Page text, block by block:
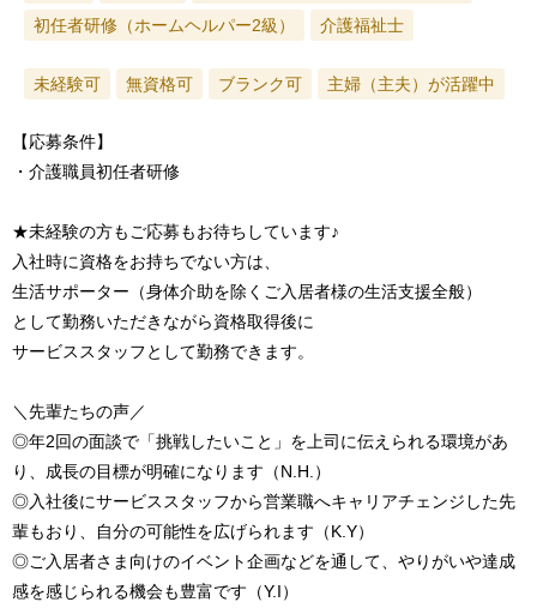
初任者研修（ホームヘルパー2級）
介護福祉士
未経験可 無資格可 ブランク可 主婦（主夫）が活躍中
【応募条件】
・介護職員初任者研修
★未経験の方もご応募もお待ちしています♪
入社時に資格をお持ちでない方は、
生活サポーター（身体介助を除くご入居者様の生活支援全般）
として勤務いただきながら資格取得後に
サービススタッフとして勤務できます。
＼先輩たちの声／
◎年2回の面談で「挑戦したいこと」を上司に伝えられる環境があ
り、成長の目標が明確になります（N.H.）
◎入社後にサービススタッフから営業職へキャリアチェンジした先
輩もおり、自分の可能性を広げられます（K.Y）
◎ご入居者さま向けのイベント企画などを通して、やりがいや達成
感を感じられる機会も豊富です（Y.I）